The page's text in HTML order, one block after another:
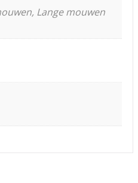
Lange mouwen